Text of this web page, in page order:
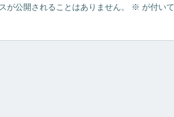
が公開されることはありません。 ※ が付い